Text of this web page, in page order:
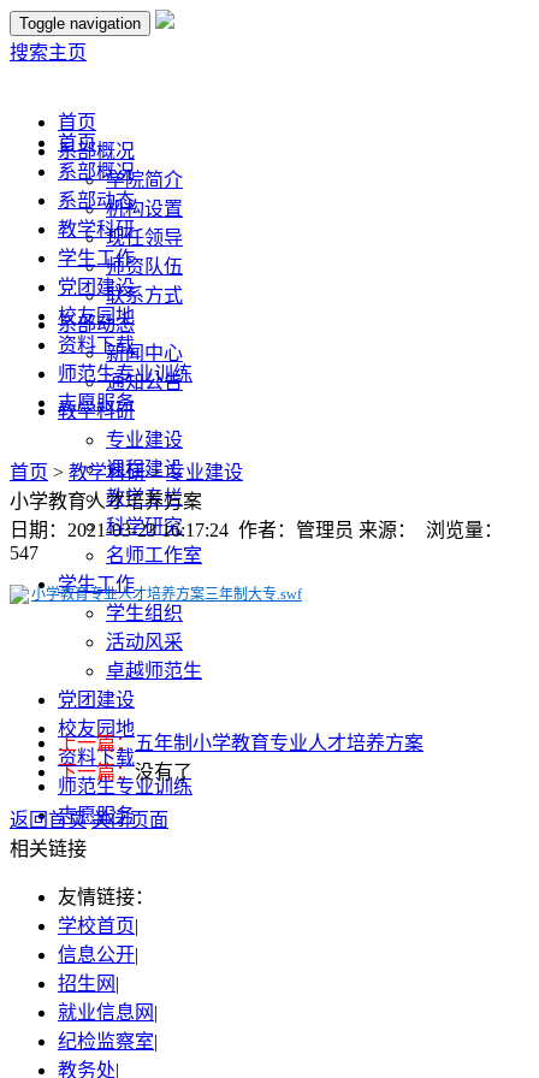
Toggle navigation
搜索主页
首页
系部概况
学院简介
机构设置
现任领导
师资队伍
联系方式
系部动态
新闻中心
通知公告
教学科研
专业建设
课程建设
教学专栏
科学研究
名师工作室
学生工作
学生组织
活动风采
卓越师范生
党团建设
校友园地
资料下载
师范生专业训练
志愿服务
首页
系部概况
系部动态
教学科研
学生工作
党团建设
校友园地
资料下载
师范生专业训练
志愿服务
首页 > 教学科研>专业建设
小学教育人才培养方案
日期：2021-03-23 16:17:24 作者：管理员 来源： 浏览量：
547
小学教育专业人才培养方案三年制大专.swf
上一篇：五年制小学教育专业人才培养方案
下一篇：没有了
返回首页 关闭页面
相关链接
友情链接：
学校首页|
信息公开|
招生网 |
就业信息网 |
纪检监察室|
教务处|